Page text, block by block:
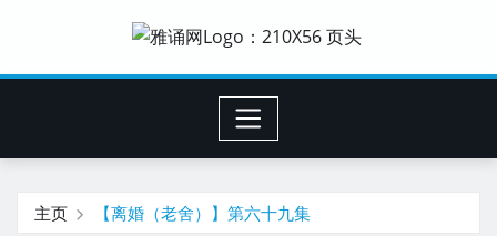
主页 【离婚（老舍）】第六十九集